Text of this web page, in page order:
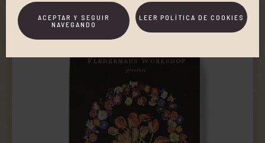
ACEPTAR Y SEGUIR
NAVEGANDO
LEER POLÍTICA DE COOKIES